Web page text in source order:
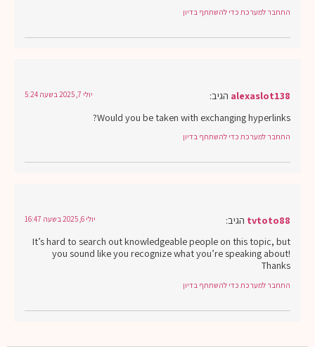
התחבר למערכת כדי להשתתף בדיון
alexaslot138 הגיב: יולי 7, 2025 בשעה 5:24
Would you be taken with exchanging hyperlinks?
התחבר למערכת כדי להשתתף בדיון
tvtoto88 הגיב: יולי 6, 2025 בשעה 16:47
It’s hard to search out knowledgeable people on this topic, but
you sound like you recognize what you’re speaking about!
Thanks
התחבר למערכת כדי להשתתף בדיון